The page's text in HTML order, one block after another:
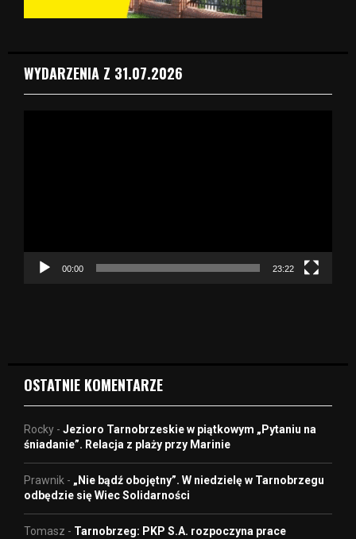
WYDARZENIA Z 31.07.2026
c
00:00 23:22
OSTATNIE KOMENTARZE
Rocky - Jezioro Tarnobrzeskie w piątkowym „Pytaniu na
śniadanie”. Relacja z plaży przy Marinie
Prawnik - „Nie bądź obojętny”. W niedzielę w Tarnobrzegu
odbędzie się Wiec Solidarności
Tomasz - Tarnobrzeg: PKP S.A. rozpoczyna prace